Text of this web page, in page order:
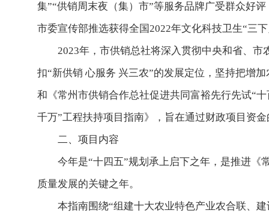
集”“供销周末夜（集）市”等服务品牌广受群众好
市委宣传部推选获得全国2022年文化科技卫生“三
2023年，市供销总社将深入贯彻中央和省、
扣“新供销 心服务 兴三农”的发展定位，坚持把增
和《常州市供销合作总社促进共同富裕先行先试“
千万”工程扶持项目指南》，旨在通过财政项目资
二、项目内容
今年是“十四五”规划承上启下之年，是推进《
质量发展的关键之年。
本指南围绕“组建十大农业特色产业农合联、